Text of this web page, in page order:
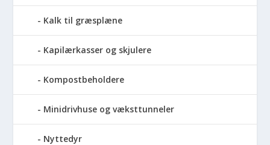
Kalk til græsplæne
Kapilærkasser og skjulere
Kompostbeholdere
Minidrivhuse og væksttunneler
Nyttedyr